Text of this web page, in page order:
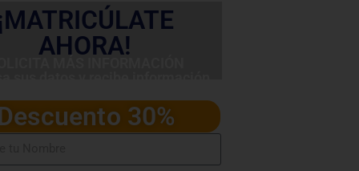
AHORA!
30%